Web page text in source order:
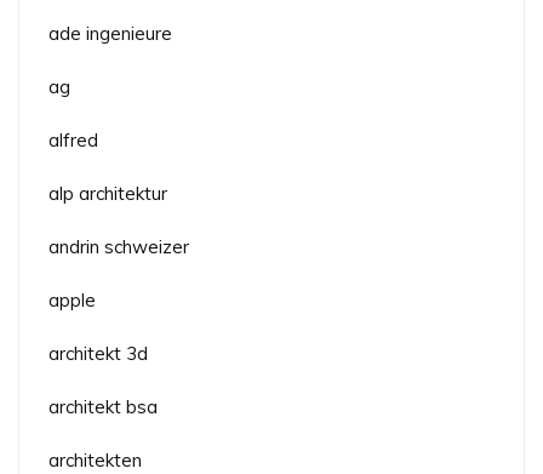
ade ingenieure
ag
alfred
alp architektur
andrin schweizer
apple
architekt 3d
architekt bsa
architekten